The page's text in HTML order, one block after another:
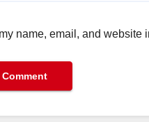
name, email, and website